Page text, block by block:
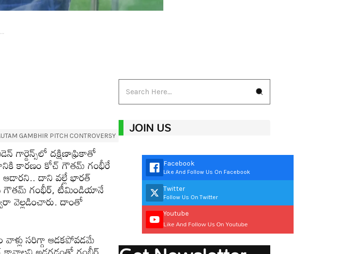
GAUTAM GAMBHIR PITCH CONTROVERSY: అడిగి మ‌రీ త‌న్నించుకున్నారు
GAMBHIR PITCH CONTROVERSY
గార్డెన్స్‌లో ద‌క్షిణాఫ్రికాతో
కార‌ణం కోచ్ గౌత‌మ్ గంభీరే
ఆడారని.. దాని వ‌ల్లే భార‌త్
గౌత‌మ్ గంభీర్, టీమిండియానే
వెల్ల‌డించారు. దాంతో
సరిగ్గా ఆడ‌క‌పోవ‌డ‌మే
JOIN US
Facebook
Like And Follow Us On Facebook
Twitter
Follow Us On Twitter
Youtube
Like And Follow Us On Youtube